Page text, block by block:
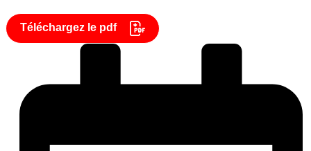
Téléchargez le pdf